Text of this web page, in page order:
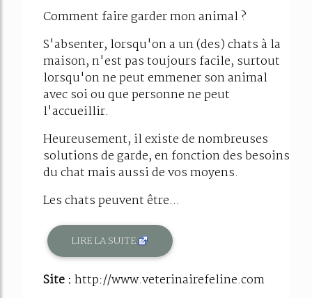
Comment faire garder mon animal ?
S'absenter, lorsqu'on a un (des) chats à la
maison, n'est pas toujours facile, surtout
lorsqu'on ne peut emmener son animal
avec soi ou que personne ne peut
l'accueillir.
Heureusement, il existe de nombreuses
solutions de garde, en fonction des besoins
du chat mais aussi de vos moyens.
Les chats peuvent être...
LIRE LA SUITE
Site : http://www.veterinairefeline.com